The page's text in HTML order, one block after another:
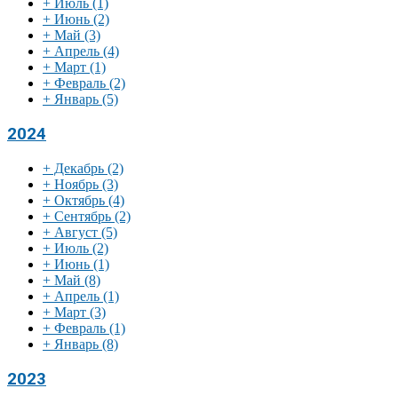
+ Июль (1)
+ Июнь (2)
+ Май (3)
+ Апрель (4)
+ Март (1)
+ Февраль (2)
+ Январь (5)
2024
+ Декабрь (2)
+ Ноябрь (3)
+ Октябрь (4)
+ Сентябрь (2)
+ Август (5)
+ Июль (2)
+ Июнь (1)
+ Май (8)
+ Апрель (1)
+ Март (3)
+ Февраль (1)
+ Январь (8)
2023